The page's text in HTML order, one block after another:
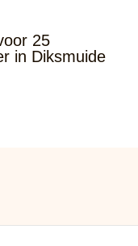
25
in Diksmuide